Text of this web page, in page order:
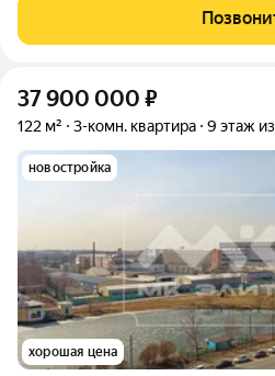
близость к динамичному центру
умиротворенным парковым зонам
37 900 000 ₽
122 м² 3-комн. квартира 9 этаж из
новостройка
хорошая цена